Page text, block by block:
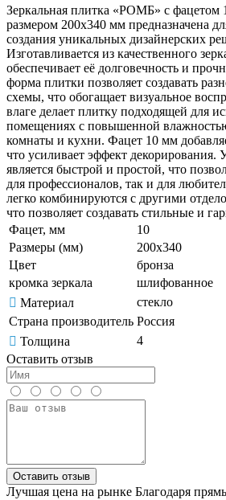
Зеркальная плитка «РОМБ» с фацетом
размером 200х340 мм предназначена
создания уникальных дизайнерских
Изготавливается из качественного
обеспечивает её долговечность и
форма плитки позволяет создавать
схемы, что обогащает визуальное
влаге делает плитку подходящей для
помещениях с повышенной
комнаты и кухни. Фацет 10 мм
что усиливает эффект декорирования.
является быстрой и простой, что
для профессионалов, так и для
легко комбинируются с другими
что позволяет создавать стильные и
Фацет, мм
10
Размеры (мм)
200х340
Цвет
бронза
кромка зеркала
шлифованное
Материал
стекло
Страна производитель Россия
Толщина
4
Оставить отзыв
Оставить отзыв
Лучшая цена на рынке Благодаря